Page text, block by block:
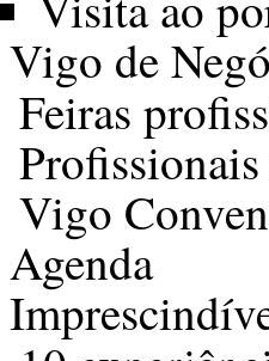
Vigo de
Feiras
Vigo
Agenda